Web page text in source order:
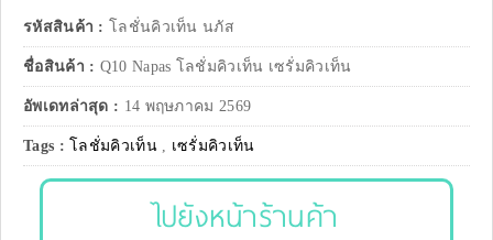
รหัสสินค้า : โลชั่นคิวเท็น นภัส
ชื่อสินค้า : Q10 Napas โลชั่มคิวเท็น เซรั่มคิวเท็น
อัพเดทล่าสุด : 14 พฤษภาคม 2569
Tags : โลชั่มคิวเท็น, เซรั่มคิวเท็น
ไปยังหน้าร้านค้า